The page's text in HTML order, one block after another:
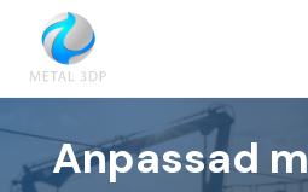
content
Anpassad